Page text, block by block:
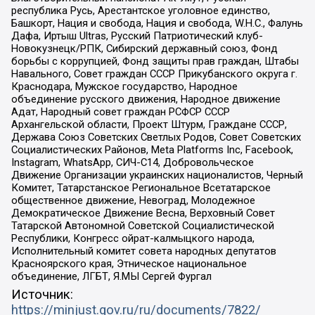
республика Русь, Арестантское уголовное единство,
Башкорт, Нация и свобода, Нация и свобода, W.H.С., Фалунь
Дафа, Иртыш Ultras, Русский Патриотический клуб-
Новокузнецк/РПК, Сибирский державный союз, Фонд
борьбы с коррупцией, Фонд защиты прав граждан, Штабы
Навального, Совет граждан СССР Прикубанского округа г.
Краснодара, Мужское государство, Народное
объединение русского движения, Народное движение
Адат, Народный совет граждан РСФСР СССР
Архангельской области, Проект Штурм, Граждане СССР,
Держава Союз Советских Светлых Родов, Совет Советских
Социалистических Районов, Meta Platforms Inc, Facebook,
Instagram, WhatsApp, СИЧ-С14, Добровольческое
Движение Организации украинских националистов, Черный
Комитет, Татарстанское Региональное Всетатарское
общественное движение, Невоград, Молодежное
Демократическое Движение Весна, Верховный Совет
Татарской Автономной Советской Социалистической
Республики, Конгресс ойрат-калмыцкого народа,
Исполнительный комитет совета народных депутатов
Красноярского края, Этническое национальное
объединение, ЛГБТ, Я.МЫ Сергей Фургал
Источник:
https://minjust.gov.ru/ru/documents/7822/